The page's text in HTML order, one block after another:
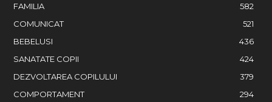
FAMILIA
582
COMUNICAT
521
BEBELUSI
436
SANATATE COPII
424
DEZVOLTAREA COPILULUI
379
COMPORTAMENT
294